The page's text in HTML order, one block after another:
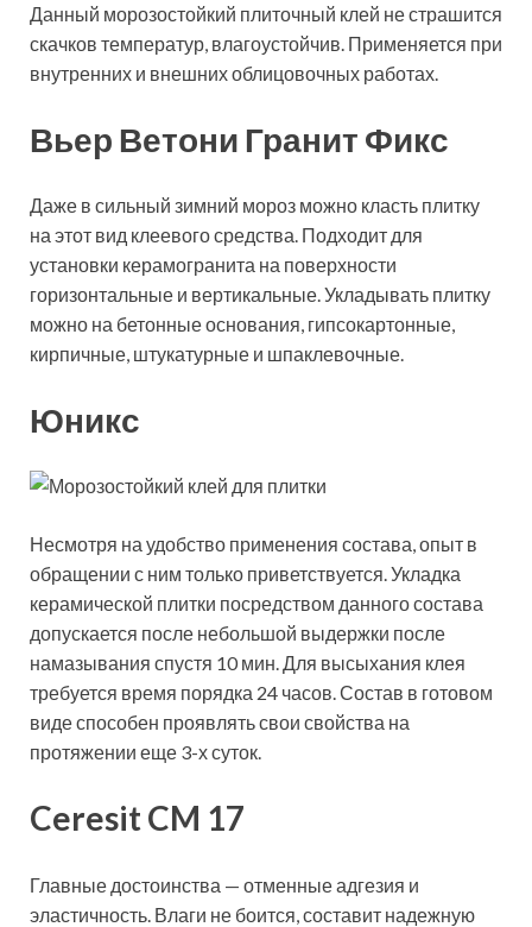
Данный морозостойкий плиточный клей не страшится
скачков температур, влагоустойчив. Применяется при
внутренних и внешних облицовочных работах.
Вьер Ветони Гранит Фикс
Даже в сильный зимний мороз можно класть плитку
на этот вид клеевого средства. Подходит для
установки керамогранита на поверхности
горизонтальные и вертикальные. Укладывать плитку
можно на бетонные основания, гипсокартонные,
кирпичные, штукатурные и шпаклевочные.
Юникс
Несмотря на удобство применения состава, опыт в
обращении с ним только приветствуется. Укладка
керамической плитки посредством данного состава
допускается после небольшой выдержки после
намазывания спустя 10 мин. Для высыхания клея
требуется время порядка 24 часов. Состав в готовом
виде способен проявлять свои свойства на
протяжении еще 3-х суток.
Ceresit CM 17
Главные достоинства — отменные адгезия и
эластичность. Влаги не боится, составит надежную